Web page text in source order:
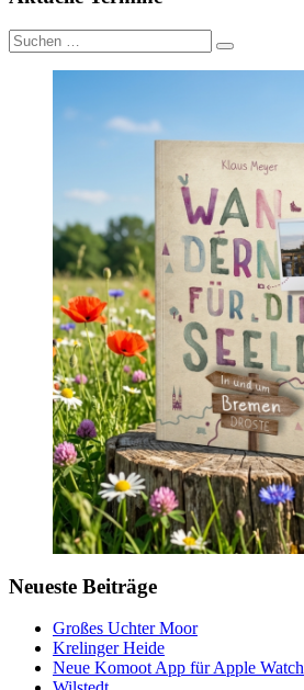
Suche
nach:
Neueste Beiträge
Großes Uchter Moor
Krelinger Heide
Neue Komoot App für Apple Watch